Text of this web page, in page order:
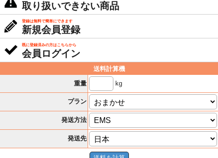
取り扱いできない商品
登録は無料で簡単にできます
新規会員登録
既に登録済みの方はこちらから
会員ログイン
送料計算機
重量
kg
プラン
発送方法
発送先